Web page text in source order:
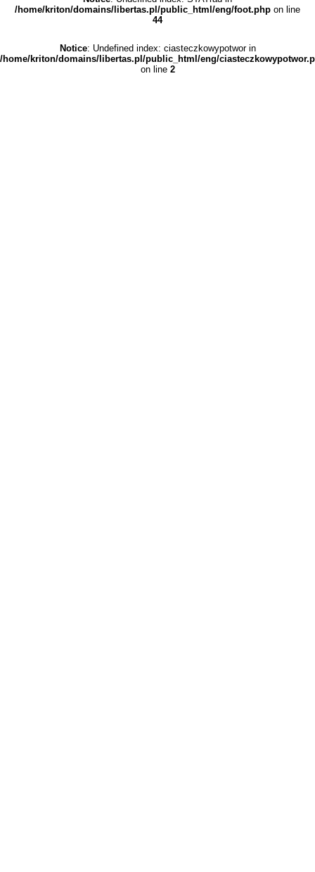
/home/kriton/domains/libertas.pl/public_html/eng/foot.php on line
44
Notice: Undefined index: ciasteczkowypotwor in
/home/kriton/domains/libertas.pl/public_html/eng/
on line 2